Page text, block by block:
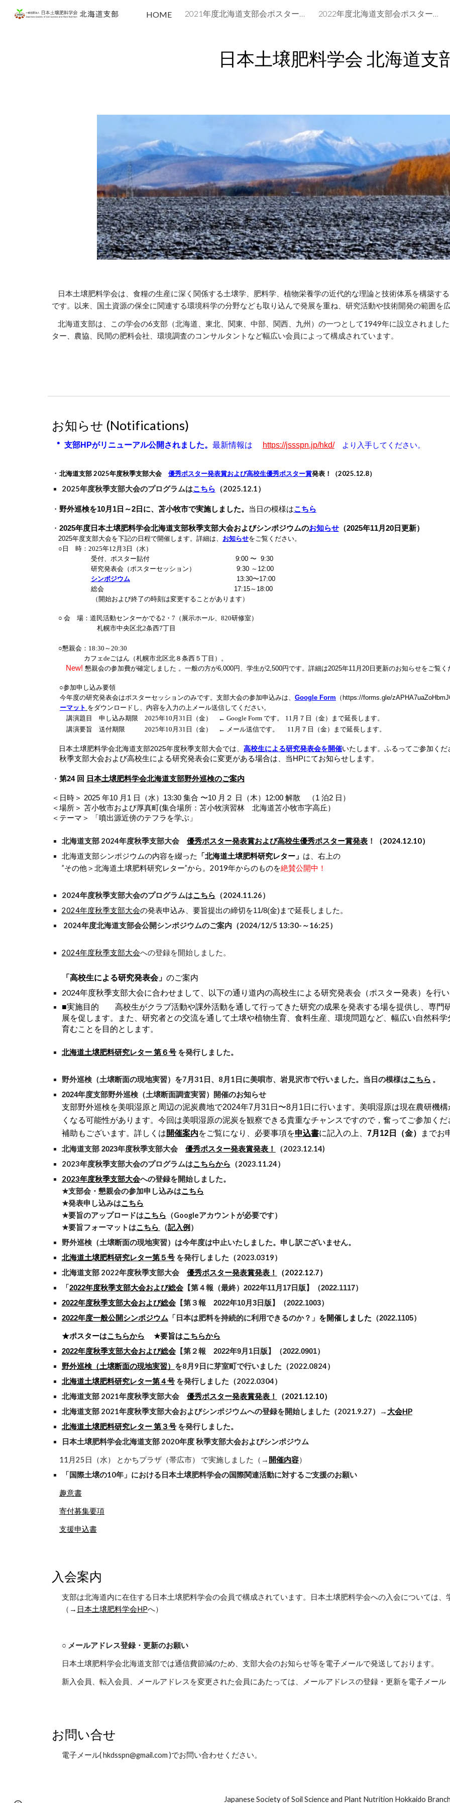
Skip to main content Skip to
HOME 2021年度北海道支部会ポスター賞 2022年度北海道支部会ポスター賞
日本土壌肥料学会 北海道支
日本土壌肥料学会は、食糧の生産に深く関係する土壌学、肥料学、植物栄養学の近代的な理論と技術体系を構築す
です。以来、国土資源の保全に関連する環境科学の分野なども取り込んで発展を重ね、研究活動や技術開発の範囲を広
北海道支部は、この学会の6支部（北海道、東北、関東、中部、関西、九州）の一つとして1949年に設立されまし
ター、農協、民間の肥料会社、環境調査のコンサルタントなど幅広い会員によって構成されています。
お知らせ (Notifications)
・ 支部HPがリニューアル公開されました。 最新情報は https://jssspn.jp/hkd/より入手してください。
・ 北海道支部 2025年度秋季支部大会 優秀ポスター発表賞および高校生優秀ポスター賞発表！ （2025.12.8）
2025年度秋季支部大会のプログラムはこちら （2025.12.1）
・ 野外巡検を10月1日～2日に、苫小牧市で実施しました。 当日の模様はこちら
・ 2025年度日本土壌肥料学会北海道支部秋季支部大会およびシンポジウムのお知らせ（2025年11月20日更新）
2025年度支部大会を下記の日程で開催します。詳細は、 お知らせをご覧ください。
○ 日 時：2025年12月3日（水）
受付、ポスター貼付
9:00 〜 9:30
研究発表会（ポスターセッション）
9:30 ～12:00
シンポジウム
13:30〜17:00
総会
17:15～18:00
（開始および終了の時刻は変更することがあります）
○ 会 場：道民活動センターかでる2・7（展示ホール、820研修室）
札幌市中央区北2条西7丁目
○懇親会：18:30～20:30
カフェdeごはん（札幌市北区北８条西５丁目）。
New! 懇親会の参加費が確定しました 。一般の方が6,000円、学生が2,500円です。詳細は2025年11月20日更新のお知らせをご覧く
○参加申し込み要領
今年度の研究発表会はポスターセッションのみです。 支部大会の参加申込みは、 Google Form （ https://forms.gle/
ーマット をダウンロードし、内容を入力の上メール送信してください。
講演題目 申し込み期限 2025年10月31日（金） ← Google Form です。
11月７日（金）まで延長します。
講演要旨 送付期限 2025年10月31日（金） ← メール送信です。
11月７日（金）まで延長します。
日本土壌肥料学会北海道支部2025年度秋季支部大会では、 高校生による研究発表会を開催いたします。ふるってご参加くだ
秋季支部大会および高校生による研究発表会に変更がある場合は、当HPにてお知らせします。
・ 第24 回 ⽇本⼟壌肥料学会北海道⽀部野外巡検のご案内
＜⽇時＞ 2025 年10 ⽉1 ⽇（⽔）13:30 集合 〜10 ⽉２ ⽇（⽊）12:00 解散 （1 泊2 ⽇）
＜場所＞ 苫小牧市および厚真町(集合場所：苫小牧演習林 北海道苫小牧市字高丘）
＜テーマ＞ 「噴出源近傍のテフラを学ぶ」
北海道支部 2024年度秋季支部大会 優秀ポスター発表賞および高校生優秀ポスター賞発表！ （2024.12.10）
北海道支部シンポジウムの内容を綴った
「北海道土壌肥料研究レター」 は、右上の
”その他＞ 北海道土壌肥料研究レター”から。2019年からのものを絶賛公開中！
2024年度秋季支部大会のプログラムはこちら （2024.11.26）
2024年度秋季支部大会の発表申込み、要旨提出の締切を11/8(金)まで延長しました。
2024年度北海道支部会公開シンポジウムのご案内（2024/12/5 13:30-～16:25）
2024年度秋季支部大会への登録を開始しました 。
「高校生による研究発表会」 のご案内
2024年度秋季支部大会に合わせまして、以下の通り道内の高校生による研究発表会（ポスター発表）を行い
■実施目的 高校生がクラブ活動や課外活動を通して行ってきた研究の成果を発表する場を提供し、専門
展を促します。また、研究者との交流を通して土壌や植物生育、食料生産、環境問題など、幅広い自然科
育むことを目的とします。
北海道土壌肥料研究レター 第６号を発行しました。
野外巡検（土壌断面の現地実習） を7 月 31 日、8月1日に美唄市、岩見沢市で行いました。 当日の模様はこちら 。
2024年度支部野外巡検（土壌断面調査実習）開催のお知らせ
支部野外巡検を美唄湿原と周辺の泥炭農地で2024年7月31日〜8月1日に行います。美唄湿原は現在農研機
くなる可能性があります。今回は美唄湿原の泥炭を観察できる貴重なチャンスですので，奮ってご参加く
補助もございます。詳しくは開催案内をご覧になり、必要事項を申込書に記入の上、 7月12日（金） までお
北海道支部 2023年度秋季支部大会 優秀ポスター発表賞発表！ （2023.12.14)
2023年度秋季支部大会のプログラムはこちらから （2023.11.24）
2023年度秋季支部大会への登録を開始しました。
★支部会・懇親会の参加申し込みはこちら
★発表申し込みはこちら
★要旨のアップロードはこちら （Googleアカウントが必要です）
★要旨フォーマットはこちら （記入例 ）
野外巡検（土壌断面の現地実習） は今年度は中止いたしました。申し訳ございません。
北海道土壌肥料研究レター第５号 を発行しました（2023.0319）
北海道支部 2022年度秋季支部大会 優秀ポスター発表賞発表！ （2022.12.7）
「 2022年度秋季支部大会および総会【第４報（最終）2022年11月17日版】（2022.1117）
2022年度秋季支部大会および総会【第３報 2022年10月 3日版】（2022.1003）
2022年度一般公開シンポジウム 「日本は肥料を持続的に利用できるのか？」 を開催しました （2022.1105）
★ポスターはこちらから ★要旨はこちらから
2022年度秋季支部大会および総会【第２報 2022年9月1日版】（2022.0901）
野外巡検（土壌断面の現地実習） を8月9日に芽室町で行いました（2022.0824）
北海道土壌肥料研究レター第４号 を発行しました（2022.0304）
北海道支部 2021年度秋季支部大会 優秀ポスター発表賞発表！
（2021.12.10）
北海道支部 2021年度秋季支部大会およびシンポジウムへの登録を開始しました（2021.9.27）→ 大会HP
北海道土壌肥料研究レター 第３号を発行しました。
日本土壌肥料学会北海道支部 2020年度 秋季支部大会およびシンポジウム
11月25日（水） とかちプラザ（帯広市） で実施しました（→ 開催内容）
「国際土壌の10年」における日本土壌肥料学会の国際関連活動に対するご支援のお願い
趣意書
寄付募集要項
支援申込書
入会案内
支部は北海道内に在住する日本土壌肥料学会の会員で構成されています。日本土壌肥料学会への入会については、
（→ 日本土壌肥料学会HPへ）
○ メールアドレス登録・更新のお願い
日本土壌肥料学会北海道支部では通信費節減のため、支部大会のお知らせ等を電子メールで発送しております。
新入会員、転入会員、メールアドレスを変更された会員にあたっては、メールアドレスの登録・更新を電子メール
お問い合せ
電子メール( hkdsspn@gmail.com )でお問い合わせください。
Japanese Society of Soil Science and Plant Nutrition Hokkaido Branch